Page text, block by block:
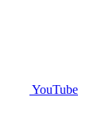
YouTube